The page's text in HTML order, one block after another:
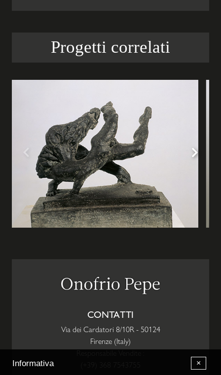
Progetti correlati
CONTATTI
Via dei Cardatori 8/10R- 50124
Firenze (Italy)
×
Informativa